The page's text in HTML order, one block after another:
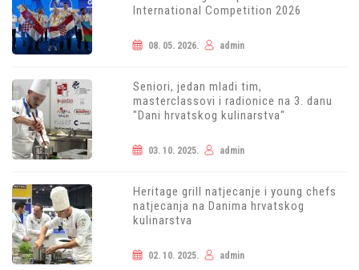
International Competition 2026
08. 05. 2026. admin
Seniori, jedan mladi tim,
masterclassovi i radionice na 3. danu
"Dani hrvatskog kulinarstva"
03. 10. 2025. admin
Heritage grill natjecanje i young chefs
natjecanja na Danima hrvatskog
kulinarstva
02. 10. 2025. admin